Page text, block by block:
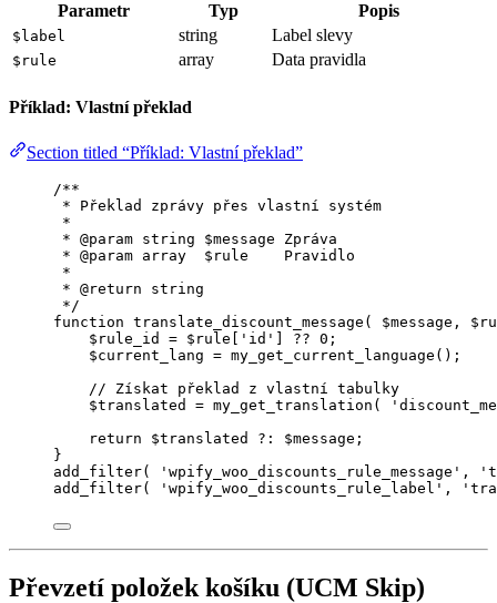
Parametr
Typ Popis
$label string Label slevy
$rule array Data pravidla
Příklad: Vlastní překlad
Section titled “Příklad: Vlastní překlad”
/**
* Překlad zprávy přes vlastní systém
*
* @param string $message Zpráva
* @param array
  $rule    Pravidlo
*
* @return
string
*/
function translate_discount_message ( $message ,
$rule_id
= $rule ' id ' ?? 0 ;
$current_lang = my_get_current_language ();
// Získat překlad z vlastní tabulky
$translated
= my_get_translation ( '
return
$translated ?: $message ;
}
add_filter( ' wpify_woo_discounts_rule_message ' , '
add_filter( ' wpify_woo_discounts_rule_label ' , '
Převzetí položek košíku (UCM Skip)